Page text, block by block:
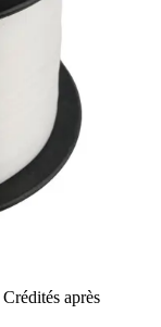
Crédités après